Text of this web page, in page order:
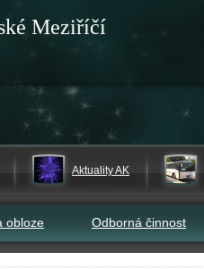
Meziříčí
Aktuality AK
obloze Odborná činnost